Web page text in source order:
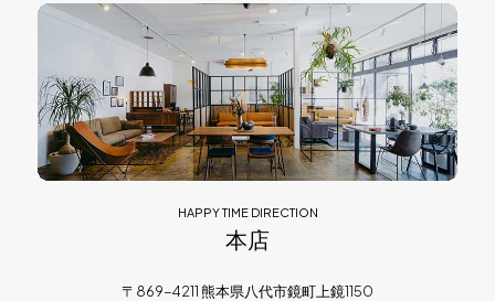
HAPPY TIME DIRECTION
本店
〒869-4211 熊本県八代市鏡町上鏡1150